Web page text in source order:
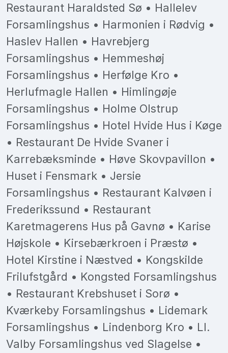
Restaurant Haraldsted Sø • Hallelev
Forsamlingshus • Harmonien i Rødvig •
Haslev Hallen • Havrebjerg
Forsamlingshus • Hemmeshøj
Forsamlingshus • Herfølge Kro •
Herlufmagle Hallen • Himlingøje
Forsamlingshus • Holme Olstrup
Forsamlingshus • Hotel Hvide Hus i Køge
• Restaurant De Hvide Svaner i
Karrebæksminde • Høve Skovpavillon •
Huset i Fensmark • Jersie
Forsamlingshus • Restaurant Kalvøen i
Frederikssund • Restaurant
Karetmagerens Hus på Gavnø • Karise
Højskole • Kirsebærkroen i Præstø •
Hotel Kirstine i Næstved • Kongskilde
Frilufstgård • Kongsted Forsamlingshus
• Restaurant Krebshuset i Sorø •
Kværkeby Forsamlingshus • Lidemark
Forsamlingshus • Lindenborg Kro • Ll.
Valby Forsamlingshus ved Slagelse •